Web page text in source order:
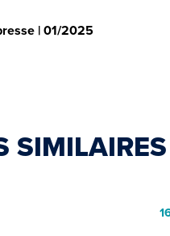
| 01/2025
SIMILAIRES